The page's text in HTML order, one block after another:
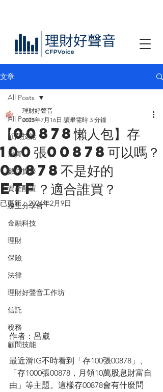
文章
All Posts
顧問技能
投資
數位貨幣
資產配置
線上分享會
金融科技
理財
保險
法律
理財好聲音工作坊
信託
稅務
顧問技能
All Posts
【00878懶人包】存
100張00878可以嗎？
00878不是好的
ETF？適合誰買？
理財好聲音
2023年7月16日 讀畢需時 3 分鐘
已更新：2024年2月9日
作者：呂崴
最近滑IG不時看到「存100張00878」、
「存1000張00878，月領10萬股息財富自
由」等主題。這樣存00878會有什麼問